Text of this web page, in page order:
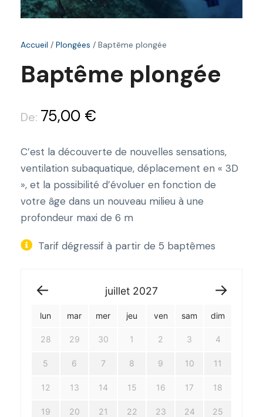
Accueil / Plongées / Baptême plongée
Baptême plongée
De: 75,00 €
C’est la découverte de nouvelles sensations,
ventilation subaquatique, déplacement en « 3D
», et la possibilité d’évoluer en fonction de
votre âge dans un nouveau milieu à une
profondeur maxi de 6 m
Tarif dégressif à partir de 5 baptêmes
juillet 2027
lun mar mer jeu ven sam dim
28 29 30 1 2 3 4
5 6 7 8 9 10 11
12 13 14 15 16 17 18
19 20 21 22 23 24 25